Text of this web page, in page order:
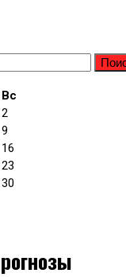
Вс
2
9
16
23
30